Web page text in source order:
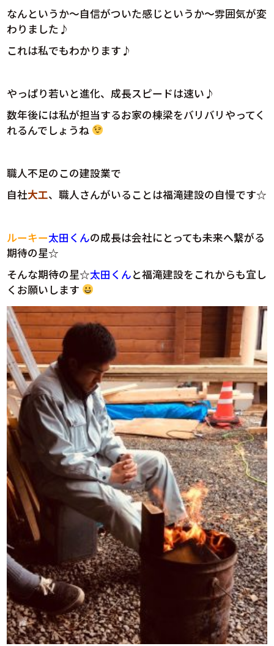
なんというか～自信がついた感じというか～雰囲気が変
わりました♪
これは私でもわかります♪
やっぱり若いと進化、成長スピードは速い♪
数年後には私が担当するお家の棟梁をバリバリやってく
れるんでしょうね
職人不足のこの建設業で
自社大工、職人さんがいることは福滝建設の自慢です☆
ルーキー太田くんの成長は会社にとっても未来へ繋がる
期待の星☆
そんな期待の星☆太田くんと福滝建設をこれからも宜し
くお願いします